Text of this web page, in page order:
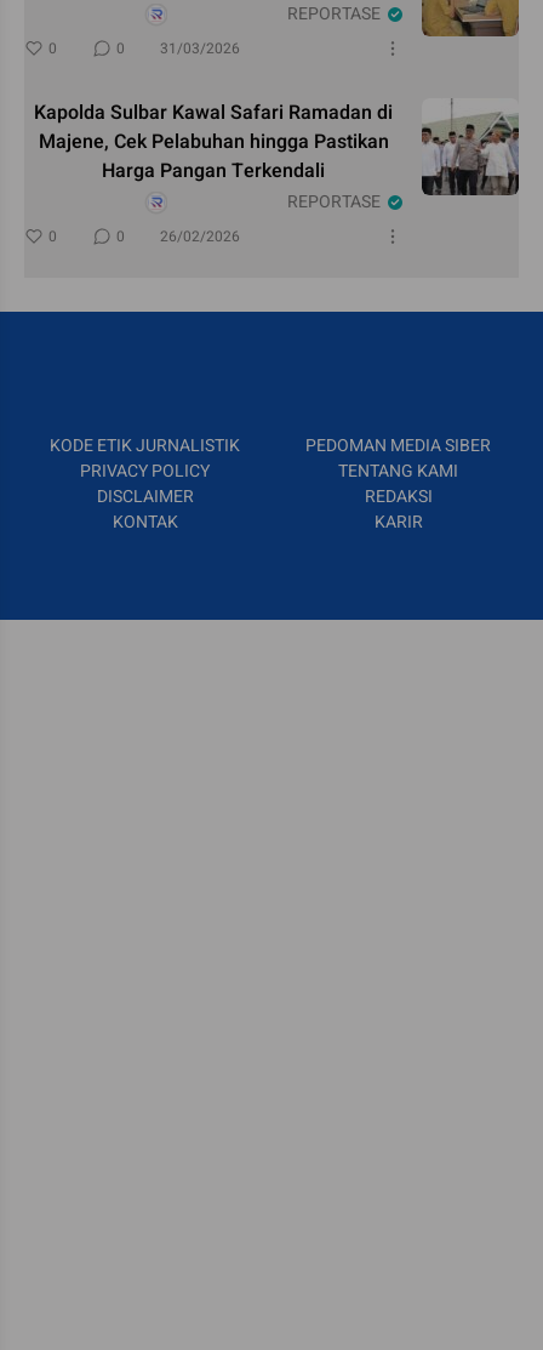
REPORTASE
0 0 31/03/2026
Kapolda Sulbar Kawal Safari Ramadan di
Majene, Cek Pelabuhan hingga Pastikan
Harga Pangan Terkendali
REPORTASE
0 0 26/02/2026
KODE ETIK JURNALISTIK
PEDOMAN MEDIA SIBER
PRIVACY POLICY
TENTANG KAMI
DISCLAIMER
REDAKSI
KONTAK
KARIR